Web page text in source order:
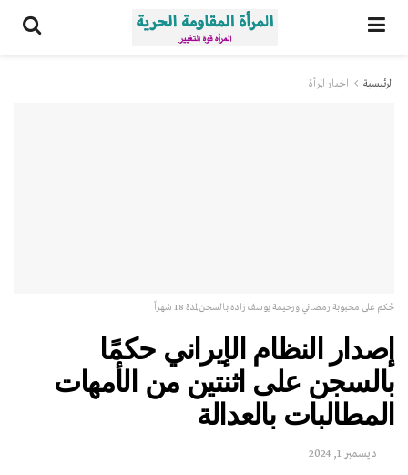
الرئيسية اخبار المرأة
حُكم على محبوبة رمضاني ورحيمة يوسف زاده بالسجن لمدة 18 شهراً
إصدار النظام الإيراني حكمًا
بالسجن على اثنتين من الأمهات
المطالبات بالعدالة
ديسمبر 1, 2024